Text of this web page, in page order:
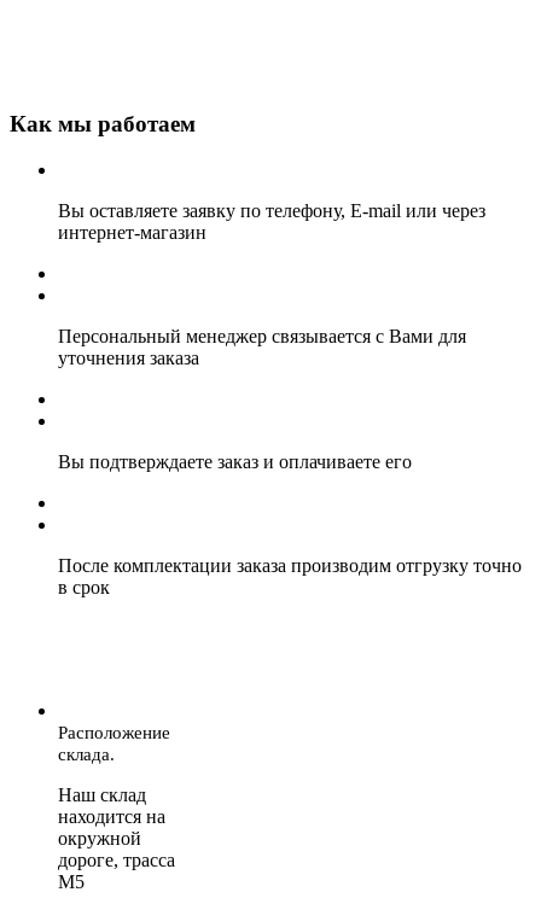
Как мы работаем
Вы оставляете заявку по телефону, E-mail или через
интернет-магазин
Персональный менеджер связывается с Вами для
уточнения заказа
Вы подтверждаете заказ и оплачиваете его
После комплектации заказа производим отгрузку точно
в срок
Расположение
склада.
Наш склад
находится на
окружной
дороге, трасса
М5